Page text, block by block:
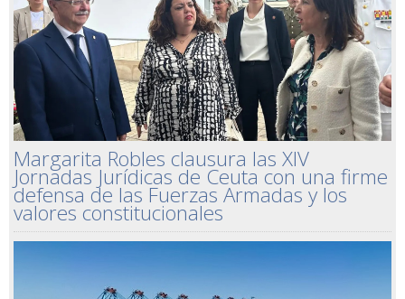
Margarita Robles clausura las XIV
Jornadas Jurídicas de Ceuta con una firme
defensa de las Fuerzas Armadas y los
valores constitucionales